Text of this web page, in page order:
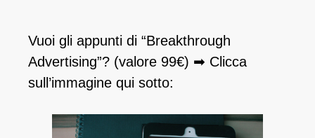
Vuoi gli appunti di “Breakthrough
Advertising”? (valore 99€) ➡ Clicca
sull’immagine qui sotto: